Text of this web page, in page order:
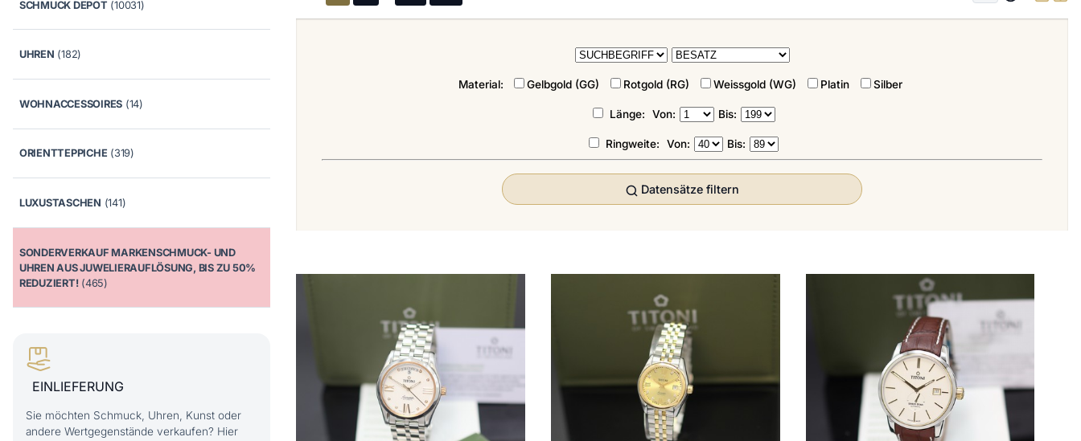
SCHMUCK DEPOT (10031)
UHREN (182)
WOHNACCESSOIRES (14)
ORIENTTEPPICHE (319)
LUXUSTASCHEN (141)
SONDERVERKAUF MARKENSCHMUCK- UND
UHREN AUS JUWELIERAUFLÖSUNG, BIS ZU 50%
REDUZIERT!(465)
EINLIEFERUNG
Sie möchten Schmuck, Uhren, Kunst oder
andere Wertgegenstände verkaufen? Hier
Material: Gelbgold (GG) Rotgold (RG) Weissgold (WG) Platin Silber
Länge: Von: Bis:
Ringweite: Von: Bis:
Datensätze filtern